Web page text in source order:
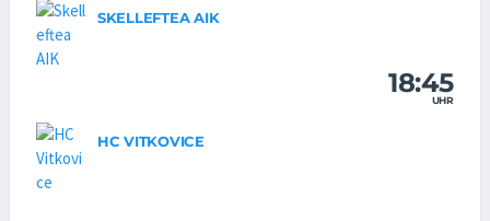
SKELLEFTEA AIK
18:45
UHR
HC VITKOVICE